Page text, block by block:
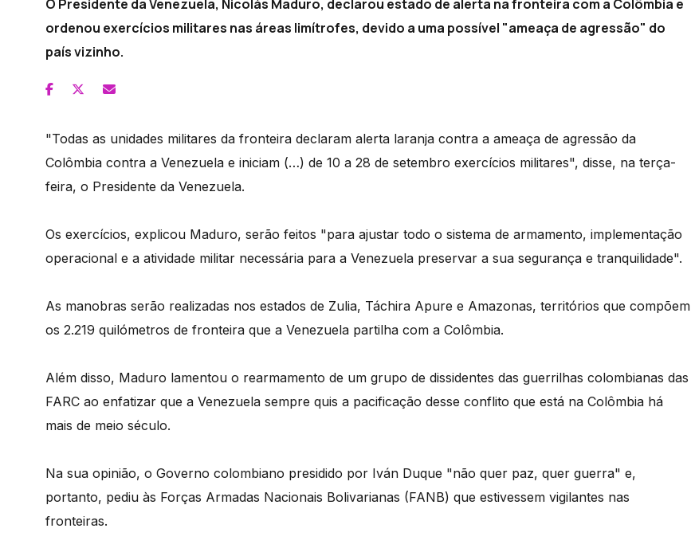
O Presidente da Venezuela, Nicolás Maduro, declarou estado de alerta na fronteira com a Colômbia e
ordenou exercícios militares nas áreas limítrofes, devido a uma possível "ameaça de agressão" do
país vizinho.
"Todas as unidades militares da fronteira declaram alerta laranja contra a ameaça de agressão da
Colômbia contra a Venezuela e iniciam (…) de 10 a 28 de setembro exercícios militares", disse, na terça-
feira, o Presidente da Venezuela.
Os exercícios, explicou Maduro, serão feitos "para ajustar todo o sistema de armamento, implementação
operacional e a atividade militar necessária para a Venezuela preservar a sua segurança e tranquilidade".
As manobras serão realizadas nos estados de Zulia, Táchira Apure e Amazonas, territórios que compõem
os 2.219 quilómetros de fronteira que a Venezuela partilha com a Colômbia.
Além disso, Maduro lamentou o rearmamento de um grupo de dissidentes das guerrilhas colombianas das
FARC ao enfatizar que a Venezuela sempre quis a pacificação desse conflito que está na Colômbia há
mais de meio século.
Na sua opinião, o Governo colombiano presidido por Iván Duque "não quer paz, quer guerra" e,
portanto, pediu às Forças Armadas Nacionais Bolivarianas (FANB) que estivessem vigilantes nas
fronteiras.